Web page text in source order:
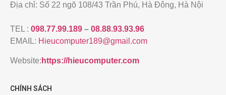
Địa chỉ: Số 22 ngõ 108/43 Trần Phú, Hà Đông, Hà Nội
TEL : 098.77.99.189 – 08.88.93.93.96
EMAIL: Hieucomputer189@gmail.com
Website: https://hieucomputer.com
CHÍNH SÁCH